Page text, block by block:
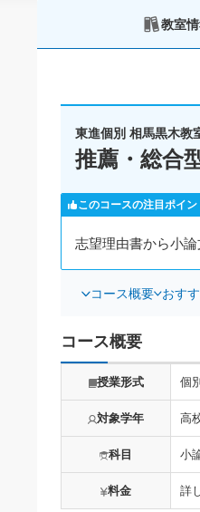
教室
東進個別 相馬黒木教
推薦・総合
このコースの注目ポイン
志望理由書から小
コース概要 おす
コース概要
授業形式 個
対象学年 高
科目 小
料金 詳